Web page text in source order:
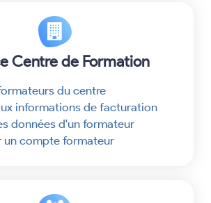
Centre de Formation
du centre
informations de facturation
données d'un formateur
un compte formateur